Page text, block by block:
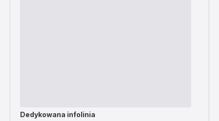
Dedykowana infolinia